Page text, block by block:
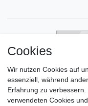
Cookies
Wir nutzen Cookies auf
essenziell, während
Erfahrung zu
verwendeten Cookies